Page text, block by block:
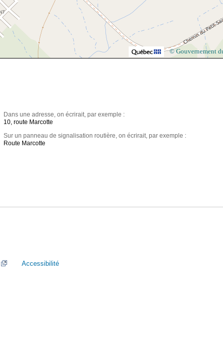
© Gouvernement
Dans une adresse, on écrirait, par exemple :
10, route Marcotte
Sur un panneau de signalisation routière, on écrirait, par exemple :
Route Marcotte
Accessibilité